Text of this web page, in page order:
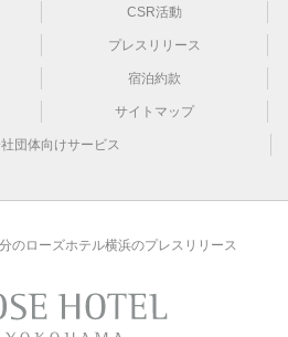
CSR活動
プレスリリース
宿泊約款
サイトマップ
団体向けサービス
のローズホテル横浜のプレスリリース